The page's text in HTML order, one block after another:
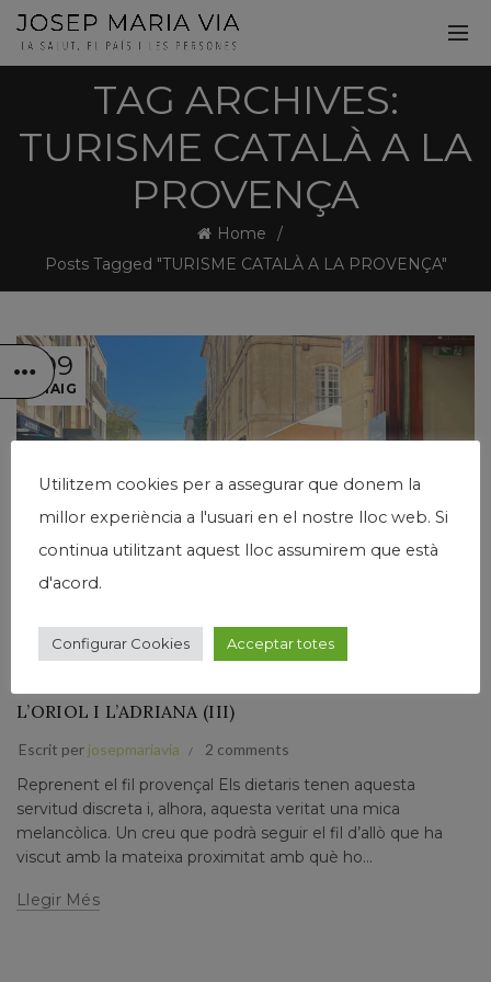
TAG ARCHIVES:
TURISME CATALÀ A LA
PROVENÇA
Home
Posts Tagged "TURISME CATALÀ A LA PROVENÇA"
09
MAIG
VIATGE CAP A LA LLUM DE LA PROVENÇA. DIETARI
L’ORIOL I L’ADRIANA (III)
Escrit per josepmariavia 2 comments
Reprenent el fil provençal Els dietaris tenen aquesta
servitud discreta i, alhora, aquesta veritat una mica
melancòlica. Un creu que podrà seguir el fil d’allò que ha
viscut amb la mateixa proximitat amb què ho...
Llegir Més
Utilitzem cookies per a assegurar que donem la
millor experiència a l'usuari en el nostre lloc web. Si
continua utilitzant aquest lloc assumirem que està
d'acord.
Configurar Cookies Acceptar totes